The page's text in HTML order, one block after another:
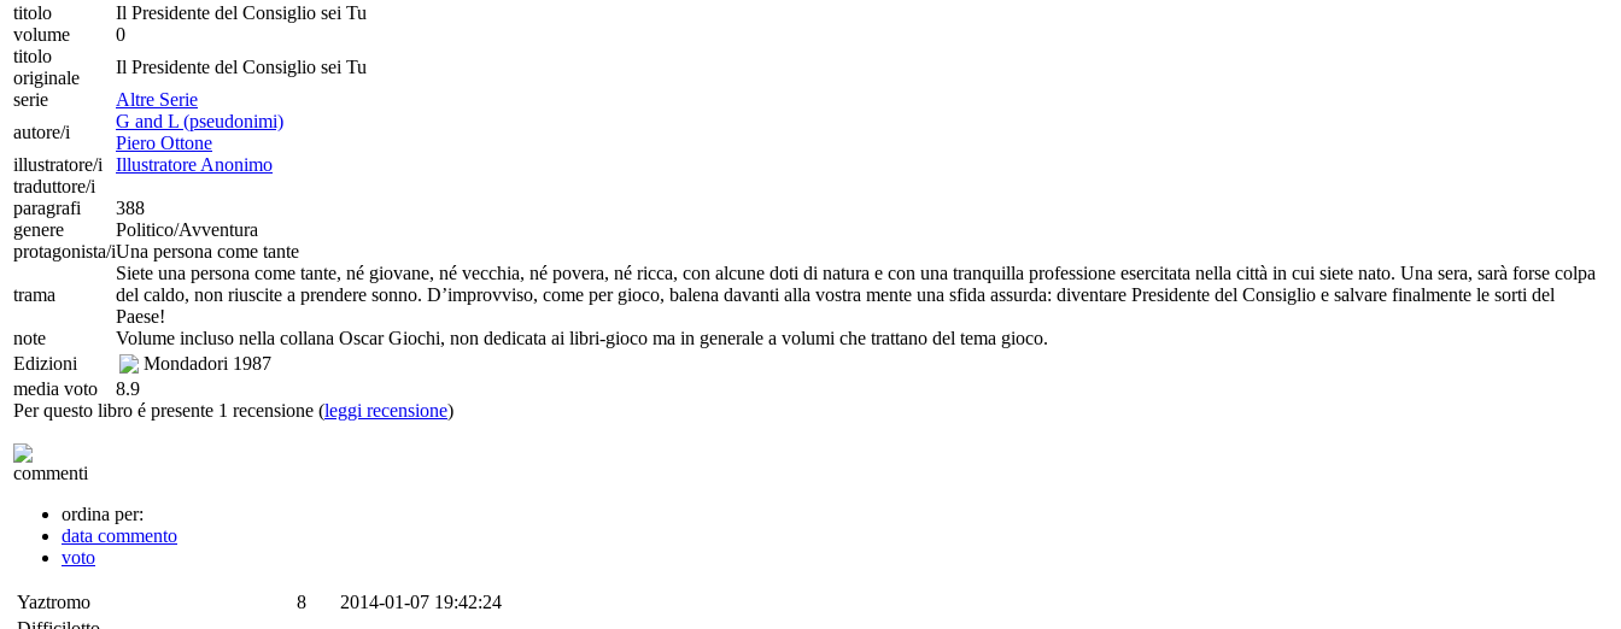
titolo
Il Presidente del Consiglio sei Tu
volume
0
titolo
originale
Il Presidente del Consiglio sei Tu
serie
Altre Serie
autore/i
G and L (pseudonimi)
Piero Ottone
illustratore/i
Illustratore Anonimo
traduttore/i
paragrafi
388
genere
Politico/Avventura
protagonista/iUna persona come tante
trama
Siete una persona come tante, né giovane, né vecchia, né povera, né ricca, con alcune doti di natura e con una tranquilla professione esercitata nella città in cui siete nato. Una sera, sarà forse colpa
del caldo, non riuscite a prendere sonno. D’improvviso, come per gioco, balena davanti alla vostra mente una sfida assurda: diventare Presidente del Consiglio e salvare finalmente le sorti del
Paese!
note
Volume incluso nella collana Oscar Giochi, non dedicata ai libri-gioco ma in generale a volumi che trattano del tema gioco.
Edizioni
Mondadori 1987
media voto
8.9
Per questo libro é presente 1 recensione (leggi recensione)
commenti
ordina per:
data commento
voto
Yaztromo 8
2014-01-07 19:42:24